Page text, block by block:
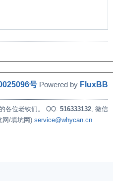
号 Powered by FluxBB
各位老铁们。 QQ: 516333132, 微信
网/填坑网) service@whycan.cn